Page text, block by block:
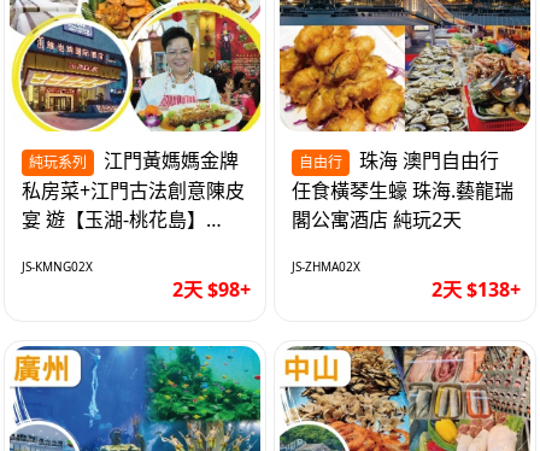
純玩系列
私房菜+江門古法創意陳皮
宴 遊【玉湖-桃花島】
純玩2天
JS-KMNG02X
2天 $98+
自由行
任食橫琴生蠔 珠海.藝龍瑞
閣公寓酒店 純玩2天
JS-ZHMA02X
2天 $138+